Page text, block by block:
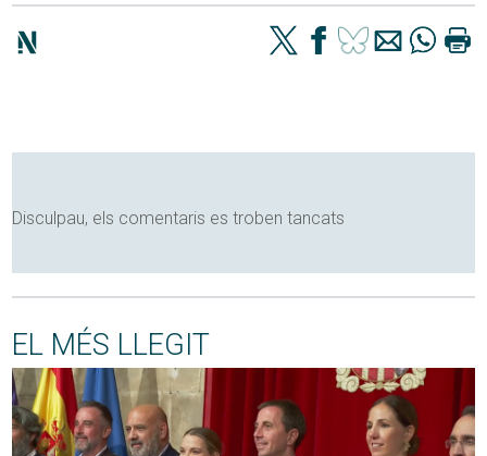
Disculpau, els comentaris es troben tancats
EL MÉS LLEGIT